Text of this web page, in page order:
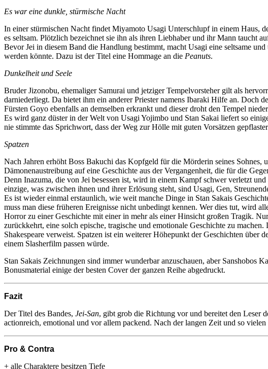
Es war eine dunkle, stürmische Nacht
In einer stürmischen Nacht findet Miyamoto Usagi Unterschlupf in einem Haus,
es seltsam. Plötzlich bezeichnet sie ihn als ihren Liebhaber und ihr Mann taucht
Bevor Jei in diesem Band die Handlung bestimmt, macht Usagi eine seltsame
werden könnte. Dazu ist der Titel eine Hommage an die Peanuts.
Dunkelheit und Seele
Bruder Jizonobu, ehemaliger Samurai und jetziger Tempelvorsteher gilt als
darniederliegt. Da bietet ihm ein anderer Priester namens Ibaraki Hilfe an. Doch
Fürsten Goyo ebenfalls an demselben erkrankt und dieser droht den Tempel
Es wird ganz düster in der Welt von Usagi Yojimbo und Stan Sakai liefert so
nie stimmte das Sprichwort, dass der Weg zur Hölle mit guten Vorsätzen
Spatzen
Nach Jahren erhöht Boss Bakuchi das Kopfgeld für die Mörderin seines Sohnes,
Dämonenaustreibung auf eine Geschichte aus der Vergangenheit, die für die
Denn Inazuma, die von Jei besessen ist, wird in einem Kampf schwer verletzt
einzige, was zwischen ihnen und ihrer Erlösung steht, sind Usagi, Gen,
Es ist wieder einmal erstaunlich, wie weit manche Dinge in Stan Sakais
muss man diese früheren Ereignisse nicht unbedingt kennen. Wer dies tut, wird
Horror zu einer Geschichte mit einer in mehr als einer Hinsicht großen Tragik.
zurückkehrt, eine solch epische, tragische und emotionale Geschichte zu
Shakespeare verweist. Spatzen ist ein weiterer Höhepunkt der Geschichten über
einem Slasherfilm passen würde.
Stan Sakais Zeichnungen sind immer wunderbar anzuschauen, aber Sanshobos
Bonusmaterial einige der besten Cover der ganzen Reihe abgedruckt.
Fazit
Der Titel des Bandes, Jei-San, gibt grob die Richtung vor und bereitet den Leser
actionreich, emotional und vor allem packend. Nach der langen Zeit und so
Pro & Contra
+ alle Charaktere besitzen Tiefe